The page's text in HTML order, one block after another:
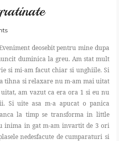
deosebit pentru mine dupa
duminica la greu. Am stat mult
si mi-am facut chiar si unghiile. Si
tihna si relaxare nu m-am mai uitat
am vazut ca era ora 1 si eu nu
Si uite asa m-a apucat o panica
la timp se transforma in little
inima in gat m-am invartit de 3 ori
nedesfacute de cumparaturi si